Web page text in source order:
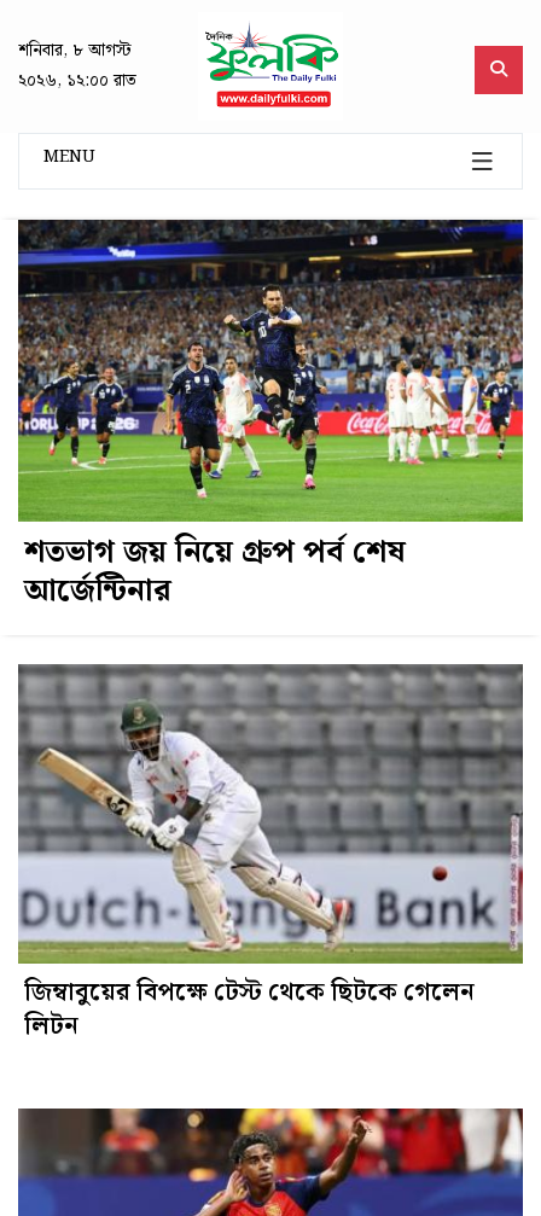
শনিবার, ৮ আগস্ট
২০২৬, ১২:০০ রাত
MENU
শতভাগ জয় নিয়ে গ্রুপ পর্ব শেষ
আর্জেন্টিনার
জিম্বাবুয়ের বিপক্ষে টেস্ট থেকে ছিটকে গেলেন
লিটন